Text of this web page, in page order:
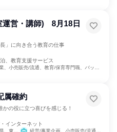
運営・講師) 8月18日
」に向き合う教育の仕事
、教育支援サービス
小売販売/流通、教育/保育専門職、バックオフィス・事務・受付
属確約
の役に立つ喜びを感じる！
インターネット
長野県、静岡県 経営/事業企画、小売販売/流通、SCM/生産管理/購買/物流